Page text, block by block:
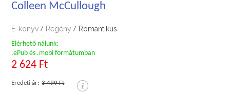
Colleen McCullough
E-könyv / Regény / Romantikus
Elérhető nálunk:
.ePub és .mobi formátumban
2 624 Ft
Eredeti ár: 3 499 Ft